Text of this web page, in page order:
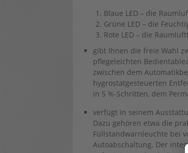
Blaue LED – die
Grüne LED – die
Rote LED – die
gibt Ihnen die freie Wahl
pflegeleichten
zwischen dem
hygrostatgesteuerten
in 5 %-Schritten, dem
verfügt in seinem
Dazu gehören etwa die
Füllstandwarnleuchte bei
Autoabschaltung. Der